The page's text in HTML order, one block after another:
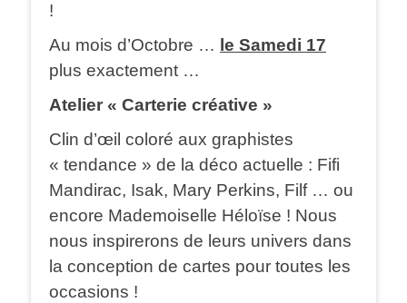
!
Au mois d’Octobre … le Samedi 17
plus exactement …
Atelier « Carterie créative »
Clin d’œil coloré aux graphistes
« tendance » de la déco actuelle : Fifi
Mandirac, Isak, Mary Perkins, Filf … ou
encore Mademoiselle Héloïse ! Nous
nous inspirerons de leurs univers dans
la conception de cartes pour toutes les
occasions !